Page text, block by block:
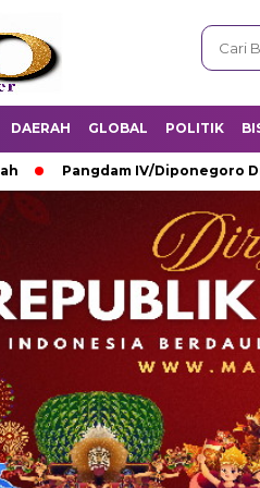
DAERAH GLOBAL POLITIK
Pangdam IV/Diponegoro Diwakili